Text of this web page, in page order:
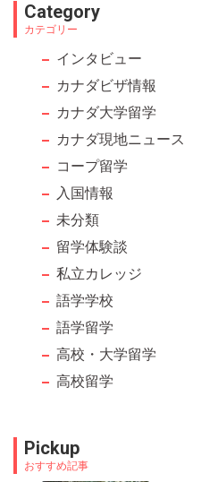
should
Category
カテゴリー
インタビュー
カナダビザ情報
カナダ大学留学
カナダ現地ニュース
コープ留学
入国情報
未分類
留学体験談
私立カレッジ
語学学校
語学留学
高校・大学留学
高校留学
Pickup
おすすめ記事